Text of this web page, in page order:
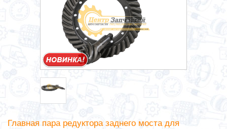
Главная пара редуктора заднего моста для